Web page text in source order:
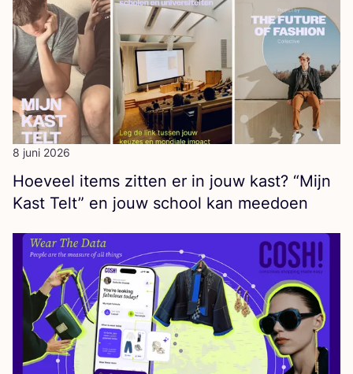
8 juni 2026
Hoe­veel items zit­ten er in jouw kast? “Mijn
Kast Telt” en jouw school kan meedoen